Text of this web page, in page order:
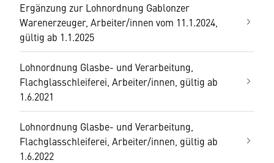
Ergänzung zur Lohnordnung Gablonzer
Warenerzeuger, Arbeiter/innen vom 11.1.2024,
gültig ab 1.1.2025
Lohnordnung Glasbe- und Verarbeitung,
Flachglasschleiferei, Arbeiter/innen, gültig ab
1.6.2021
Lohnordnung Glasbe- und Verarbeitung,
Flachglasschleiferei, Arbeiter/innen, gültig ab
1.6.2022